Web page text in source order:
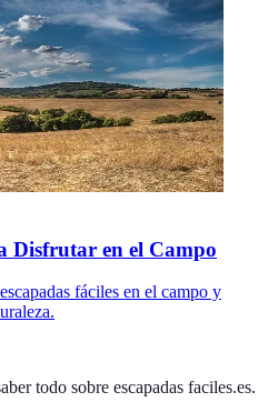
Disfrutar en el Campo
fáciles en el campo y
todo sobre escapadas faciles.es.